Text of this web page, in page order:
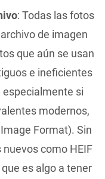
: Todas las fotos
de imagen
que aún se usan
e ineficientes
especialmente si
modernos,
Format). Sin
como HEIF
es algo a tener